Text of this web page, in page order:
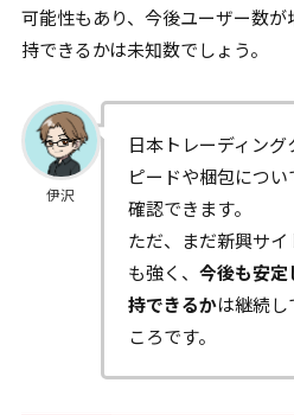
可能性もあり、今後ユーザー数
持できるかは未知数でしょう。
伊沢
日本トレーディン
ピードや梱包につ
確認できます。
ただ、まだ新興サ
も強く、 今後も安定
持できるかは継続し
ころです。